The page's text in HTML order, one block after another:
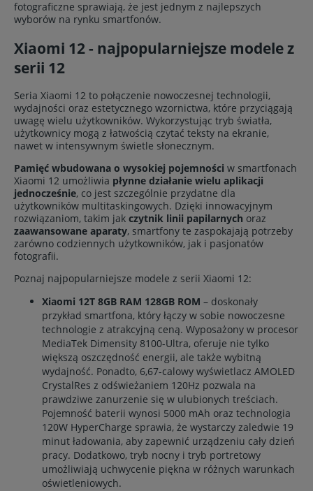
fotograficzne sprawiają, że jest jednym z najlepszych
wyborów na rynku smartfonów.
Xiaomi 12 - najpopularniejsze modele z
serii 12
Seria Xiaomi 12 to połączenie nowoczesnej technologii,
wydajności oraz estetycznego wzornictwa, które przyciągają
uwagę wielu użytkowników. Wykorzystując tryb światła,
użytkownicy mogą z łatwością czytać teksty na ekranie,
nawet w intensywnym świetle słonecznym.
Pamięć wbudowana o wysokiej pojemności w smartfonach
Xiaomi 12 umożliwia płynne działanie wielu aplikacji
jednocześnie, co jest szczególnie przydatne dla
użytkowników multitaskingowych. Dzięki innowacyjnym
rozwiązaniom, takim jak czytnik linii papilarnych oraz
zaawansowane aparaty, smartfony te zaspokajają potrzeby
zarówno codziennych użytkowników, jak i pasjonatów
fotografii.
Poznaj najpopularniejsze modele z serii Xiaomi 12:
Xiaomi 12T 8GB RAM 128GB ROM – doskonały
przykład smartfona, który łączy w sobie nowoczesne
technologie z atrakcyjną ceną. Wyposażony w procesor
MediaTek Dimensity 8100-Ultra, oferuje nie tylko
większą oszczędność energii, ale także wybitną
wydajność. Ponadto, 6,67-calowy wyświetlacz AMOLED
CrystalRes z odświeżaniem 120Hz pozwala na
prawdziwe zanurzenie się w ulubionych treściach.
Pojemność baterii wynosi 5000 mAh oraz technologia
120W HyperCharge sprawia, że wystarczy zaledwie 19
minut ładowania, aby zapewnić urządzeniu cały dzień
pracy. Dodatkowo, tryb nocny i tryb portretowy
umożliwiają uchwycenie piękna w różnych warunkach
oświetleniowych.